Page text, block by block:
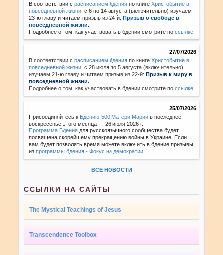
В соответствии срасписанием бдения по книгеХристобытие в
повседневной жизни , с 6 по 14 августа (включительно) изучаем
23-ю главу и читаем призыв из 24-й:Призыв о свободе в
повседневной жизни
Подробнее о том, как участвовать в бдении смотрите поссылке
27/07/2026
В соответствии с расписанием бдения по книгеХристобытие в
повседневной жизни с 28 июля по 5 августа (включительно)
изучаем 21-ю главу и читаем призыв из 22-й:Призыв к миру в
повседневной жизни.
Подробнее о том, как участвовать в бдении смотрите поссылке
25/07/2026
Присоединяйтесь к Бдению-500 Матери Марии в последнее
воскресенье этого месяца — 26 июля 2026 г.
Программа Бдения для русскоязычного сообщества будет
посвящена скорейшему прекращению войны в Украине. Если
вам будет позволять время можете включить в бдение призывы
изпрограммы бдения - Фокус на демократии
ВСЕ НОВОСТИ
ССЫЛКИ НА САЙТЫ
The Mystical Teachings of Jesus
Transcendence Toolbox